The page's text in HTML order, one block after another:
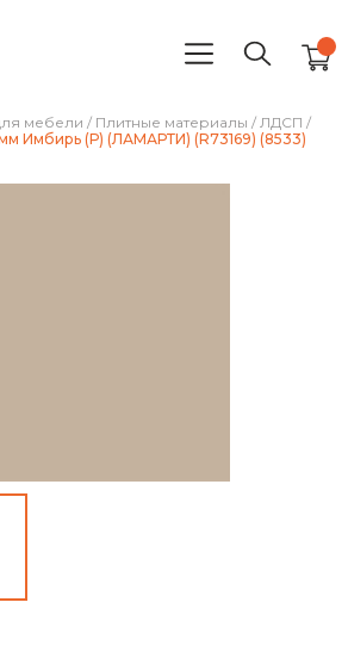
мебели / Плитные материалы / ЛДСП /
Имбирь (Р) (ЛАМАРТИ) (R73169) (8533)